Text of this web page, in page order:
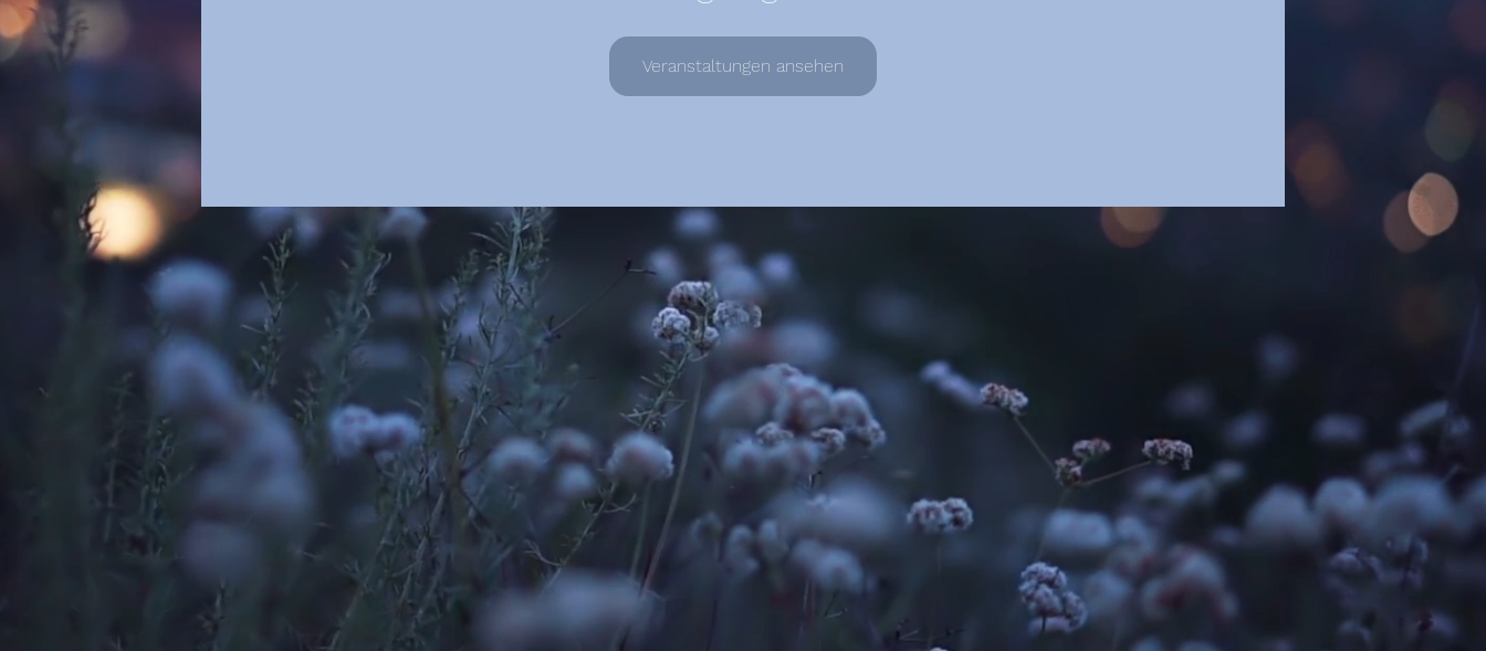
Veranstaltungen ansehen